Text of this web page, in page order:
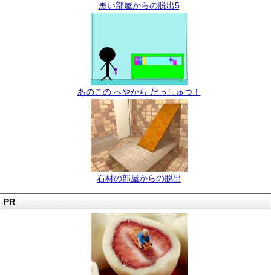
黒い部屋からの脱出5
あのこの へやから だっしゅつ！
石材の部屋からの脱出
PR